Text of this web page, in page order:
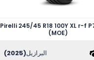
Pirelli 245/45 R18 100Y XL r-f
(MOE)
البرازيل(2025)